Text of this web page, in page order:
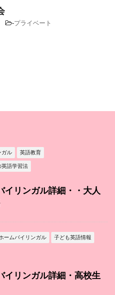
-プライベート
ガル 英語教育
英語学習法
イリンガル詳細・・大人
ームバイリンガル 子ども英語情報
イリンガル詳細・高校生